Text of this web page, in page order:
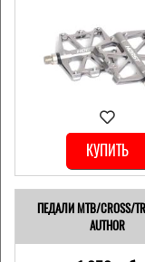
КУПИТЬ
ПЕДАЛИ MTB/CROSS/
AUTHOR